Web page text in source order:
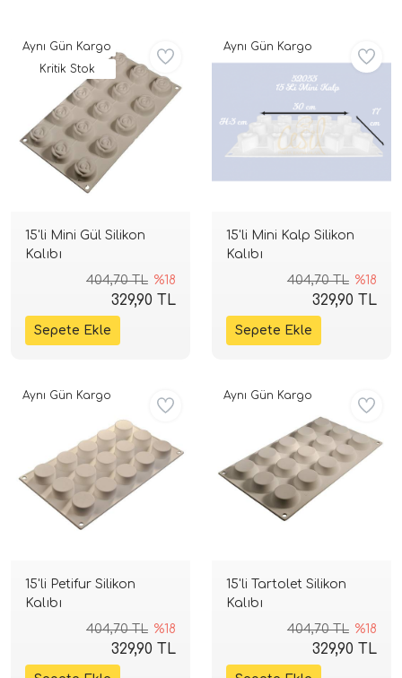
15'li Mini Gül Silikon
Kalıbı
404,70 TL %18
329,90 TL
Aynı Gün Kargo
Kritik Stok
15'li Mini Kalp Silikon
Kalıbı
404,70 TL %18
329,90 TL
Aynı Gün Kargo
15'li Petifur Silikon
Kalıbı
404,70 TL %18
329,90 TL
Aynı Gün Kargo
15'li Tartolet Silikon
Kalıbı
404,70 TL %18
329,90 TL
Aynı Gün Kargo